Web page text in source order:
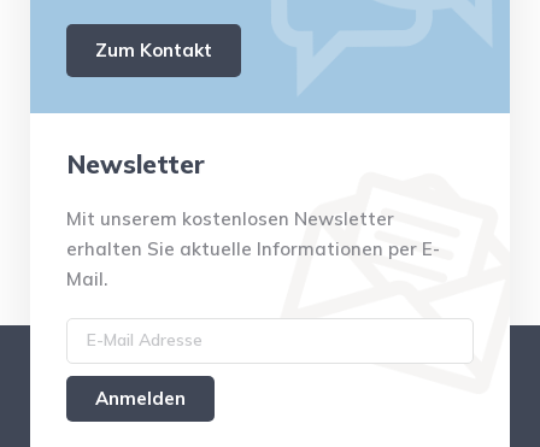
Zum Kontakt
Newsletter
Mit unserem kostenlosen Newsletter
erhalten Sie aktuelle Informationen per E-
Mail.